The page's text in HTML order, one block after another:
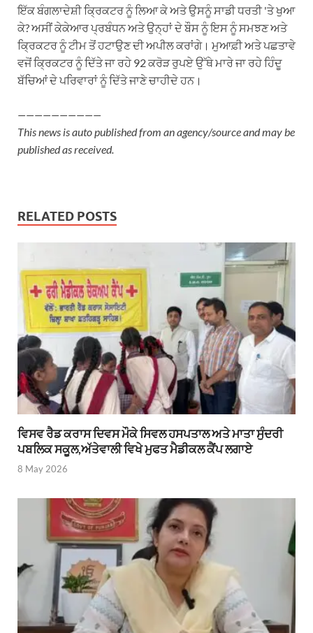
ਇੱਕ ਬੰਗਲਾਦੇਸ਼ੀ ਕ੍ਰਿਕਟਰ ਨੂੰ ਲਿਆ ਕੇ ਅਤੇ ਉਸਨੂੰ ਸਾਡੀ ਧਰਤੀ 'ਤੇ ਖੁਆ
ਕੇ? ਅਸੀਂ ਕੇਕੇਆਰ ਪ੍ਰਬੰਧਨ ਅਤੇ ਉਨ੍ਹਾਂ ਦੇ ਬੌਸ ਨੂੰ ਇਸ ਨੂੰ ਸਮਝਣ ਅਤੇ
ਕ੍ਰਿਕਟਰ ਨੂੰ ਟੀਮ ਤੋਂ ਹਟਾਉਣ ਦੀ ਅਪੀਲ ਕਰਾਂਗੇ। ਮੁਆਫ਼ੀ ਅਤੇ ਪਛਤਾਵੇ
ਵਜੋਂ ਕ੍ਰਿਕਟਰ ਨੂੰ ਦਿੱਤੇ ਜਾ ਰਹੇ 92 ਕਰੋੜ ਰੁਪਏ ਉੱਥੇ ਮਾਰੇ ਜਾ ਰਹੇ ਹਿੰਦੂ
ਬੱਚਿਆਂ ਦੇ ਪਰਿਵਾਰਾਂ ਨੂੰ ਦਿੱਤੇ ਜਾਣੇ ਚਾਹੀਦੇ ਹਨ।
——————————
This news is auto published from an agency/source and may be
published as received.
RELATED POSTS
ਵਿਸਵ ਰੈਡ ਕਰਾਸ ਦਿਵਸ ਮੌਕੇ ਸਿਵਲ ਹਸਪਤਾਲ ਅਤੇ ਮਾਤਾ ਸੁੰਦਰੀ
ਪਬਲਿਕ ਸਕੂਲ,ਅੱਤੇਵਾਲੀ ਵਿਖੇ ਮੁਫਤ ਮੈਡੀਕਲ ਕੈਂਪ ਲਗਾਏ
8 May 2026